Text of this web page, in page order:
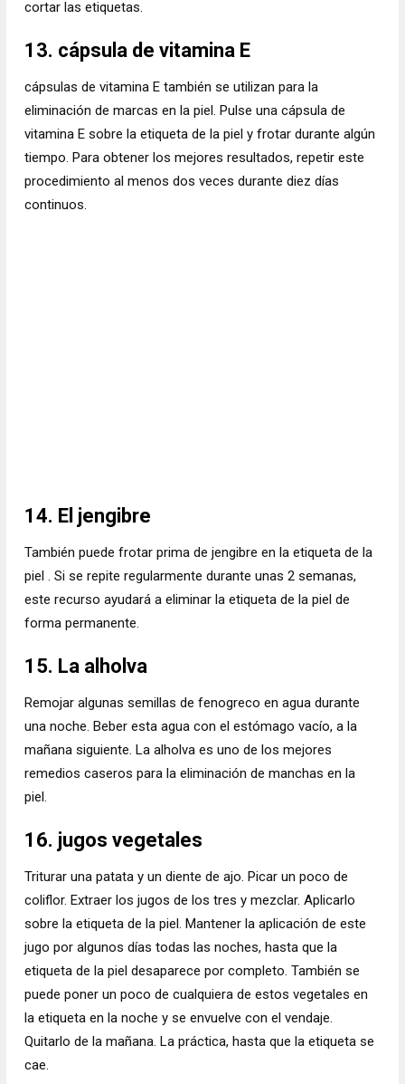
cortar las etiquetas.
13. cápsula de vitamina E
cápsulas de vitamina E también se utilizan para la
eliminación de marcas en la piel. Pulse una cápsula de
vitamina E sobre la etiqueta de la piel y frotar durante algún
tiempo. Para obtener los mejores resultados, repetir este
procedimiento al menos dos veces durante diez días
continuos.
14. El jengibre
También puede frotar prima de jengibre en la etiqueta de la
piel . Si se repite regularmente durante unas 2 semanas,
este recurso ayudará a eliminar la etiqueta de la piel de
forma permanente.
15. La alholva
Remojar algunas semillas de fenogreco en agua durante
una noche. Beber esta agua con el estómago vacío, a la
mañana siguiente. La alholva es uno de los mejores
remedios caseros para la eliminación de manchas en la
piel.
16. jugos vegetales
Triturar una patata y un diente de ajo. Picar un poco de
coliflor. Extraer los jugos de los tres y mezclar. Aplicarlo
sobre la etiqueta de la piel. Mantener la aplicación de este
jugo por algunos días todas las noches, hasta que la
etiqueta de la piel desaparece por completo. También se
puede poner un poco de cualquiera de estos vegetales en
la etiqueta en la noche y se envuelve con el vendaje.
Quitarlo de la mañana. La práctica, hasta que la etiqueta se
cae.